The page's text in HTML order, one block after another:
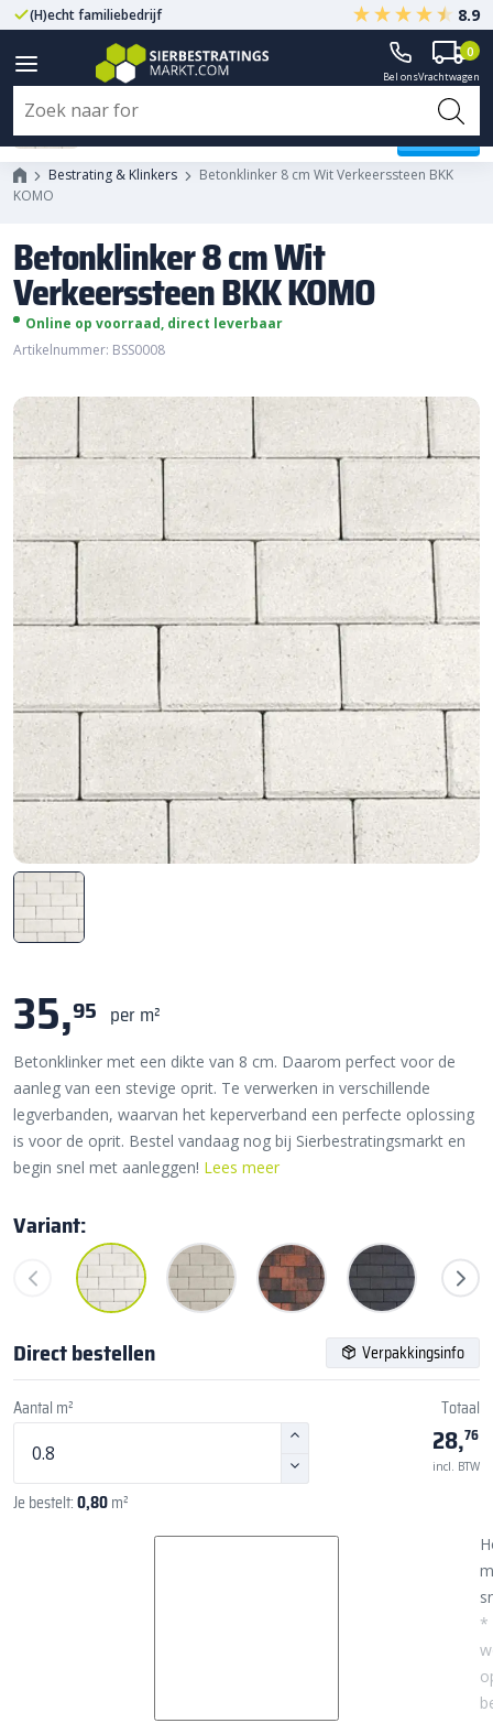
(H)echt familiebedrijf Gegarandeerd A-kwaliteit
8.9
Bel onsVrachtwagen
0
Bestrating & Klinkers
Betonklinker 8 cm Wit Verkeerssteen BKK
KOMO
Betonklinker 8 cm Wit
Verkeerssteen BKK KOMO
Online op voorraad, direct leverbaar
Artikelnummer: BSS0008
35,95 per m²
Betonklinker met een dikte van 8 cm. Daarom perfect voor de
aanleg van een stevige oprit. Te verwerken in verschillende
legverbanden, waarvan het keperverband een perfecte oplossing
is voor de oprit. Bestel vandaag nog bij Sierbestratingsmarkt en
begin snel met aanleggen! Lees meer
Variant:
Direct bestellen Verpakkingsinfo
Aantal m²
Je bestelt:0,80m²
Totaal
28,76
incl. BTW
*
Betonklinker 8 cm Wit
Verkeerssteen BKK KOMO